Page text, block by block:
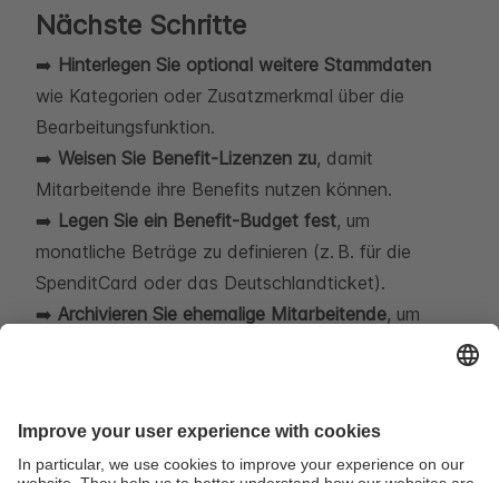
Nächste Schritte
➡️ Hinterlegen Sie optional weitere Stammdaten
wie Kategorien oder Zusatzmerkmal über die
Bearbeitungsfunktion.
➡️ Weisen Sie Benefit-Lizenzen zu, damit
Mitarbeitende ihre Benefits nutzen können.
➡️ Legen Sie ein Benefit-Budget fest, um
monatliche Beträge zu definieren (z. B. für die
SpenditCard oder das Deutschlandticket).
➡️ Archivieren Sie ehemalige Mitarbeitende, um
Verwandte Artikel
Benefit-Lizenzen zuweisen und entziehen - sofort